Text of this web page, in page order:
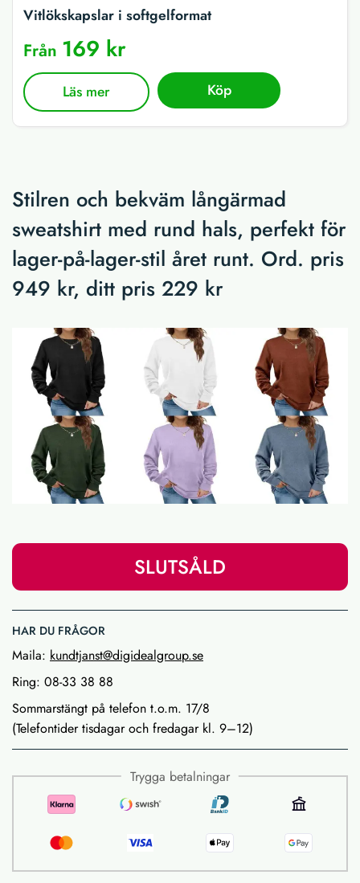
Vitlökskapslar i softgelformat
Från 169 kr
Läs mer Köp
Stilren och bekväm långärmad
sweatshirt med rund hals, perfekt för
lager-på-lager-stil året runt. Ord. pris
949 kr, ditt pris 229 kr
SLUTSÅLD
HAR DU FRÅGOR
Maila: kundtjanst@digidealgroup.se
Ring: 08-33 38 88
Sommarstängt på telefon t.o.m. 17/8
(Telefontider tisdagar och fredagar kl. 9–12)
Trygga betalningar